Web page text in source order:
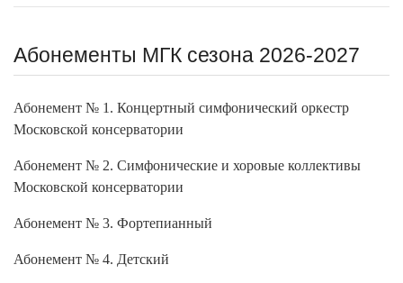
Абонементы МГК сезона 2026-2027
Абонемент № 1. Концертный симфонический оркестр
Московской консерватории
Абонемент № 2. Симфонические и хоровые коллективы
Московской консерватории
Абонемент № 3. Фортепианный
Абонемент № 4. Детский